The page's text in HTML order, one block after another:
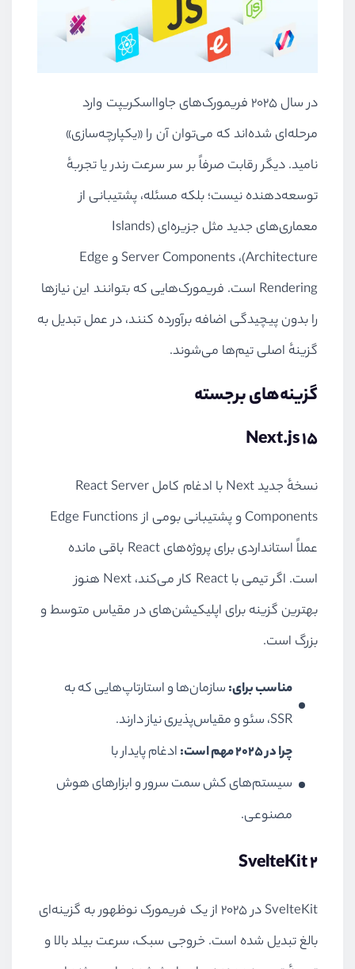
در سال ۲۰۲۵ فریمورک‌های جاوااسکریپت وارد
مرحله‌ای شده‌اند که می‌توان آن را «یکپارچه‌سازی»
نامید. دیگر رقابت صرفاً بر سر سرعت رندر یا تجربهٔ
توسعه‌دهنده نیست؛ بلکه مسئله، پشتیبانی از
معماری‌های جدید مثل جزیره‌ای (Islands
Architecture)، Server Components و Edge
Rendering است. فریمورک‌هایی که بتوانند این نیازها
را بدون پیچیدگی اضافه برآورده کنند، در عمل تبدیل به
گزینهٔ اصلی تیم‌ها می‌شوند.
گزینه‌های برجسته
Next.js 15
نسخهٔ جدید Next با ادغام کامل React Server
Components و پشتیبانی بومی از Edge Functions
عملاً استانداردی برای پروژه‌های React باقی مانده
است. اگر تیمی با React کار می‌کند، Next هنوز
بهترین گزینه برای اپلیکیشن‌های در مقیاس متوسط و
بزرگ است.
مناسب برای:سازمان‌ها و استارتاپ‌هایی که به
SSR، سئو و مقیاس‌پذیری نیاز دارند.
چرا در ۲۰۲۵ مهم است:
ادغام پایدار با
سیستم‌های کش سمت سرور و ابزارهای هوش
مصنوعی.
SvelteKit 2
SvelteKit در ۲۰۲۵ از یک فریمورک نوظهور به گزینه‌ای
بالغ تبدیل شده است. خروجی سبک، سرعت بیلد بالا و